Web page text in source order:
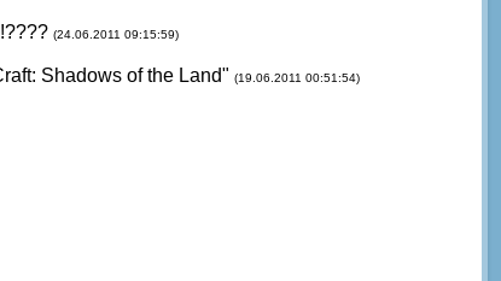
(24.06.2011 09:15:59)
Shadows of the Land" (19.06.2011 00:51:54)